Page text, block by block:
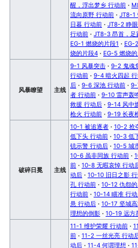
醒，浮出梦乡 行动前 ·
流向原野 行动前 · JT8-1
日暮 行动前 · JT8-2 睁
行动前 · JT8-3 昂首，足
EG-1 燃烧的片段1 · EG-
烧的片段4 · EG-5 燃烧
风暴瞭望 主线
9-1 风暴突击 · 9-2 鬼魂
行动前 · 9-4 暗火四起
后 · 9-6 深池 行动前 · 9-
者 行动前 · 9-10 雷声轰
救援 行动后 · 9-14 风中
枪火 行动前 · 9-19 长夜
破碎日冕 主线
10-1 被追逐者 · 10-2 抢
低下头 行动前 · 10-3 低
铳示警 行动后 · 10-5 城
10-6 虽非同族 行动前 ·
前 · 10-8 无暇哀悼 行动
动后 · 10-10 旧日之影
孔 行动前 · 10-12 仇怨
行动前 · 10-14 瞄准 行
悬 行动后 · 10-17 坚城
理想的倒影 · 10-19 远方
11-1 维护荣耀 行动前 ·
前 · 11-2 一丝光亮 行动
动后 · 11-4 何谓理想 ·